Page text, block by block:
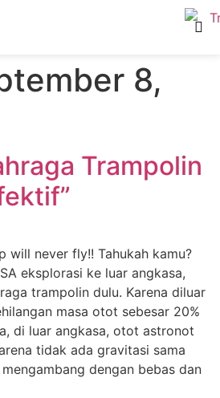
8,
Trampolin
will never fly!! Tahukah kamu?
eksplorasi ke luar angkasa,
trampolin dulu. Karena diluar
masa otot sebesar 20%
di luar angkasa, otot astronot
tidak ada gravitasi sama
dengan bebas dan